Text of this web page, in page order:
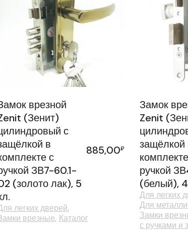
врезной
(Зенит)
с
в
с
ЗВ7-60.1-
(золото лак), 5
885,00₽
легких дверей
врезные Каталог
Замок
Zenit
защёлкой
ручкой
(белый),
Для легких
Для
Замки
с ручками и